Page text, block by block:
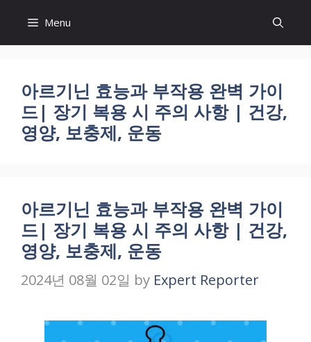
content
Menu
아르기닌 효능과 부작용 완벽 가이
드| 장기 복용 시 주의 사항 | 건강,
영양, 보충제, 운동
아르기닌 효능과 부작용 완벽 가이
드| 장기 복용 시 주의 사항 | 건강,
영양, 보충제, 운동
2024년 08월 02일 by Expert Reporter